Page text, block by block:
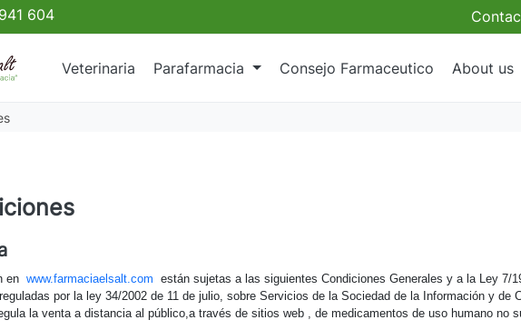
604
Veterinaria Parafarmacia Consejo Farmaceutico About us
en www.farmaciaelsalt.com están sujetas a las siguientes Condiciones Generales y a la Ley 7/
por la ley 34/2002 de 11 de julio, sobre Servicios de la Sociedad de la Información y de
la venta a distancia al público,a través de sitios web , de medicamentos de uso humano no